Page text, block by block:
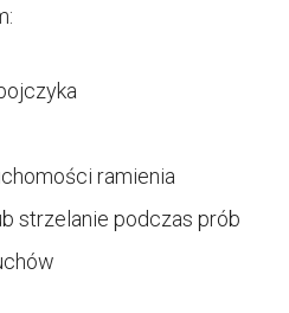
ramienia
strzelanie podczas prób